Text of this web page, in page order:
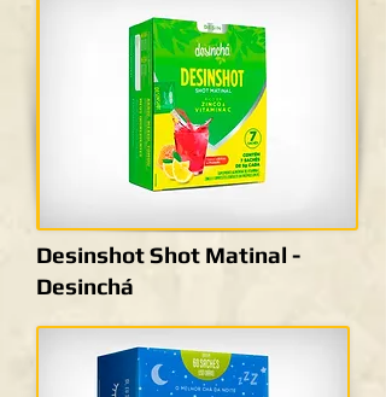
Desinshot Shot Matinal -
Desinchá